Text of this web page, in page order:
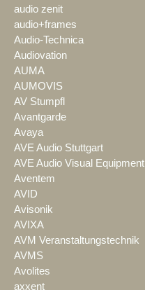
audio zenit
audio+frames
Audio-Technica
Audiovation
AUMA
AUMOVIS
AV Stumpfl
Avantgarde
Avaya
AVE Audio Stuttgart
AVE Audio Visual Equipment
Aventem
AVID
Avisonik
AVIXA
AVM Veranstaltungstechnik
AVMS
Avolites
axxent